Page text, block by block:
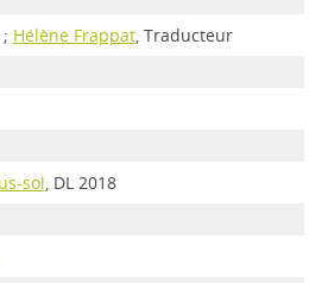
Hélène Frappat, Traducteur
sol, DL 2018